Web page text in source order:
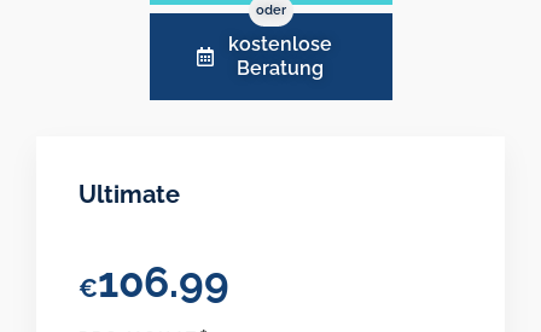
oder
kostenlose
Beratung
Ultimate
€106.99